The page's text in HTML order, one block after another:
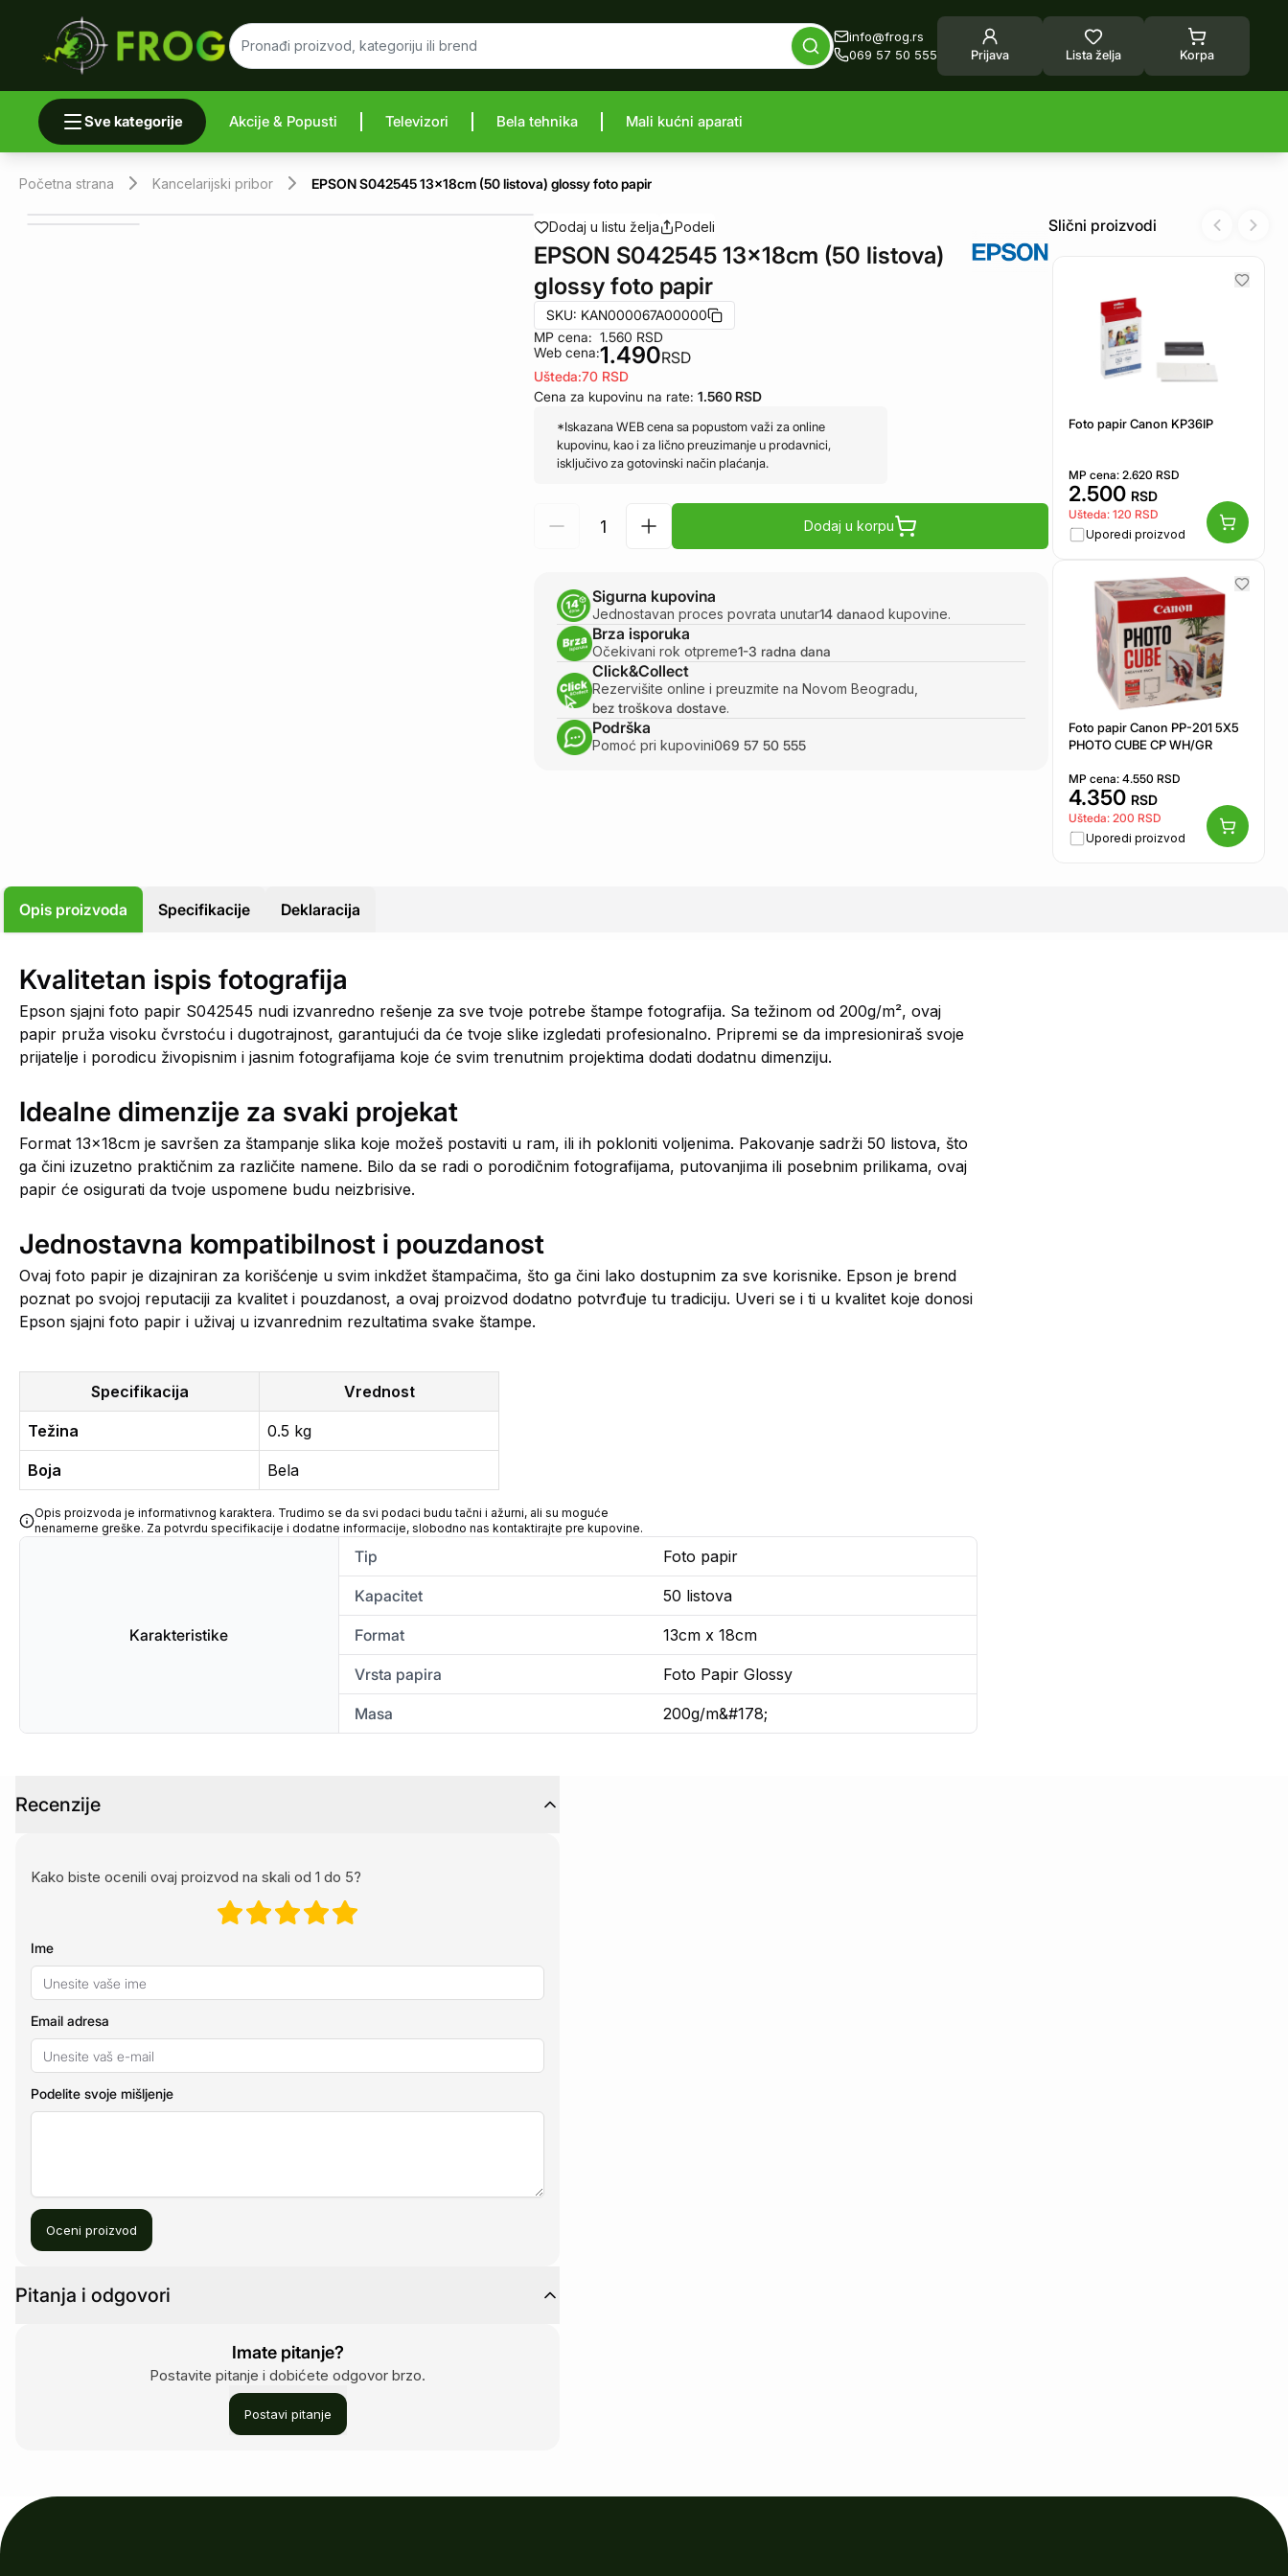
info@frog.rs
069 57 50 555
Prijava Lista želja Korpa
Sve kategorije Akcije & Popusti Televizori Bela tehnika Mali kućni aparati
Početna strana Kancelarijski pribor EPSON S042545 13x18cm (50 listova) glossy foto papir
Dodaj u listu želja Podeli
EPSON S042545 13x18cm (50 listova)
glossy foto papir
SKU: KAN000067A00000
MP cena:
Web cena:
1.560 RSD
1.490RSD
Ušteda:70 RSD
Cena za kupovinu na rate: 1.560 RSD
*Iskazana WEB cena sa popustom važi za online
kupovinu, kao i za lično preuzimanje u prodavnici,
isključivo za gotovinski način plaćanja.
Dodaj u korpu
Sigurna kupovina
Jednostavan proces povrata unutar14 danaod kupovine.
Brza isporuka
Očekivani rok otpreme1-3 radna dana
Click&Collect
Rezervišite online i preuzmite na Novom Beogradu,
bez troškova dostave.
Podrška
Pomoć pri kupovini069 57 50 555
Slični proizvodi
Foto papir Canon KP36IP
MP cena: 2.620 RSD
2.500 RSD
Ušteda: 120 RSD
Uporedi proizvod
Foto papir Canon PP-201 5X5
PHOTO CUBE CP WH/GR
MP cena: 4.550 RSD
4.350 RSD
Ušteda: 200 RSD
Uporedi proizvod
Previous
Next
Opis proizvoda Specifikacije Deklaracija
Kvalitetan ispis fotografija
Epson sjajni foto papir S042545 nudi izvanredno rešenje za sve tvoje potrebe štampe fotografija. Sa težinom od 200g/m², ovaj
papir pruža visoku čvrstoću i dugotrajnost, garantujući da će tvoje slike izgledati profesionalno. Pripremi se da impresioniraš svoje
prijatelje i porodicu živopisnim i jasnim fotografijama koje će svim trenutnim projektima dodati dodatnu dimenziju.
Idealne dimenzije za svaki projekat
Format 13x18cm je savršen za štampanje slika koje možeš postaviti u ram, ili ih pokloniti voljenima. Pakovanje sadrži 50 listova, što
ga čini izuzetno praktičnim za različite namene. Bilo da se radi o porodičnim fotografijama, putovanjima ili posebnim prilikama, ovaj
papir će osigurati da tvoje uspomene budu neizbrisive.
Jednostavna kompatibilnost i pouzdanost
Ovaj foto papir je dizajniran za korišćenje u svim inkdžet štampačima, što ga čini lako dostupnim za sve korisnike. Epson je brend
poznat po svojoj reputaciji za kvalitet i pouzdanost, a ovaj proizvod dodatno potvrđuje tu tradiciju. Uveri se i ti u kvalitet koje donosi
Epson sjajni foto papir i uživaj u izvanrednim rezultatima svake štampe.
Specifikacija Vrednost
Težina 0.5 kg
Boja Bela
Opis proizvoda je informativnog karaktera. Trudimo se da svi podaci budu tačni i ažurni, ali su moguće
nenamerne greške. Za potvrdu specifikacije i dodatne informacije, slobodno nas kontaktirajte pre kupovine.
Karakteristike
Tip Foto papir
Kapacitet 50 listova
Format 13cm x 18cm
Vrsta papira Foto Papir Glossy
Masa 200g/m&#178;
Recenzije
Kako biste ocenili ovaj proizvod na skali od 1 do 5?
Ime
Email adresa
Podelite svoje mišljenje
Oceni proizvod
Pitanja i odgovori
Imate pitanje?
Postavite pitanje i dobićete odgovor brzo.
Postavi pitanje